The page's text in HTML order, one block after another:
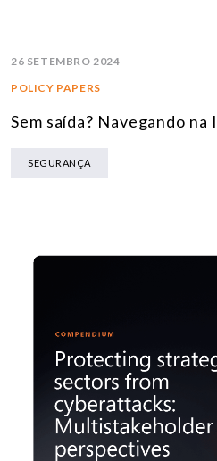
26 SETEMBRO 2024
POLICY PAPERS
Sem saída? Navegando
SEGURANÇA